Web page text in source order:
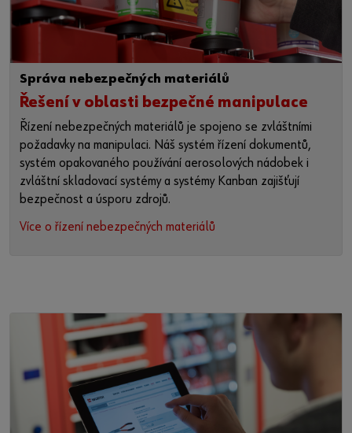
Správa nebezpečných materiálů
Řešení v oblasti bezpečné manipulace
Řízení nebezpečných materiálů je spojeno se zvláštními
požadavky na manipulaci. Náš systém řízení dokumentů,
systém opakovaného používání aerosolových nádobek i
zvláštní skladovací systémy a systémy Kanban zajišťují
bezpečnost a úsporu zdrojů.
Více o řízení nebezpečných materiálů